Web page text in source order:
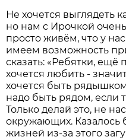
Не хочется выглядеть
но нам с Ирочкой
просто живём, что у
имеем возможность
сказать: «Ребятки,
хочется любить -
хочется быть
надо быть рядом, если
Только делай это, не
окружающих. Казалось
жизней из-за этого